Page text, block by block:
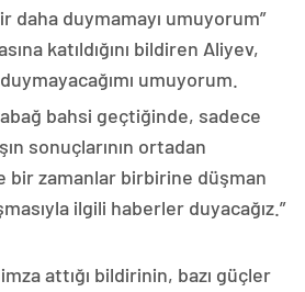
daha duymamayı umuyorum”
katıldığını bildiren Aliyev,
umuyorum.
bahsi geçtiğinde, sadece
sonuçlarının ortadan
bir zamanlar birbirine düşman
ilgili haberler duyacağız.”
attığı bildirinin, bazı güçler